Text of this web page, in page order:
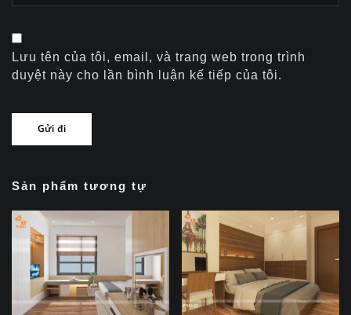
Lưu tên của tôi, email, và trang web trong trình
duyệt này cho lần bình luận kế tiếp của tôi.
Sản phẩm tương tự